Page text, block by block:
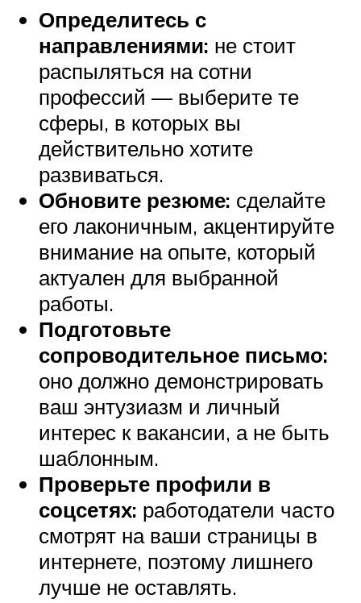
Определитесь с
направлениями: не стоит
распыляться на сотни
профессий — выберите те
сферы, в которых вы
действительно хотите
развиваться.
Обновите резюме: сделайте
его лаконичным, акцентируйте
внимание на опыте, который
актуален для выбранной
работы.
Подготовьте
сопроводительное письмо:
оно должно демонстрировать
ваш энтузиазм и личный
интерес к вакансии, а не быть
шаблонным.
Проверьте профили в
соцсетях: работодатели часто
смотрят на ваши страницы в
интернете, поэтому лишнего
лучше не оставлять.